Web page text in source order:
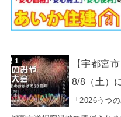
【宇都宮
8/8（土）
「2026うつ